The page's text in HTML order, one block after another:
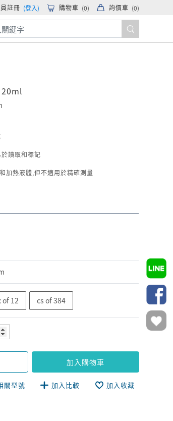
註冊 (登入) 購物車 (0) 詢價車 (0)
20ml
讀取和標記
加熱液體,但不適用於精確測量
of 12 cs of 384
加入購物車
關型號 加入比較 加入收藏